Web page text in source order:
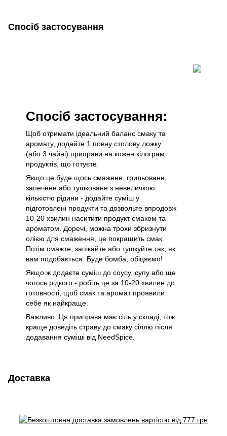
Спосіб застосування
Спосіб застосування:
Щоб отримати ідеальний баланс смаку та
аромату, додайте 1 повну столову ложку
(або 3 чайні) приправи на кожен кілограм
продуктів, що готуєте.
Якщо це буде щось смажене, грильоване,
запечене або тушковане з невеличкою
кількістю рідини - додайте суміш у
підготовлені продукти та дозвольте впродовж
10-20 хвилин наситити продукт смаком та
ароматом. Доречі, можна трохи збризнути
олією для смаження, це покращить смак.
Потім смажте, запікайте або тушкуйте так, як
вам подобається. Буде бомба, обіцяємо!
Якщо ж додаєте суміш до соусу, супу або ще
чогось рідкого - робіть це за 10-20 хвилин до
готовності, щоб смак та аромат проявили
себе як найкраще.
Важливо: Ця приправа має сіль у складі, тож
краще доведіть страву до смаку сіллю після
додавання суміші від NeedSpice.
Доставка